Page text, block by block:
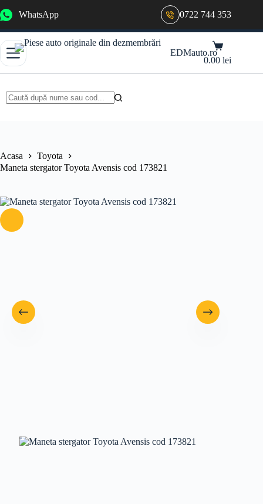
la
WhatsApp 0722 744 353
EDMauto.ro
Coș
de
cumpărături
0.00lei
Acasa
Toyota
Maneta stergator Toyota Avensis cod 173821